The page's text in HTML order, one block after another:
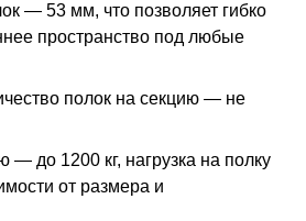
— 53 мм, что позволяет гибко
пространство под любые
полок на секцию — не
— до 1200 кг, нагрузка на полку
от размера и